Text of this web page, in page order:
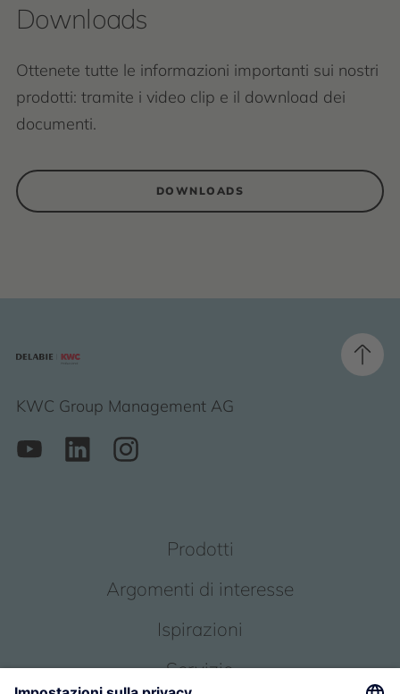
Downloads
Ottenete tutte le informazioni importanti sui nostri
prodotti: tramite i video clip e il download dei
documenti.
DOWNLOADS
KWC Group Management AG
Prodotti
Argomenti di interesse
Ispirazioni
Servizio